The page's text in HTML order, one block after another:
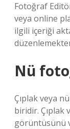
Fotoğraf
veya online
ilgili içeriği
Nü
Çıplak veya
biridir. Çıplak
görüntüsünü